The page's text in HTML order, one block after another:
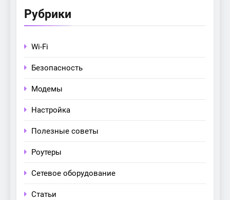
Рубрики
Wi-Fi
Безопасность
Модемы
Настройка
Полезные советы
Роутеры
Сетевое оборудование
Статьи